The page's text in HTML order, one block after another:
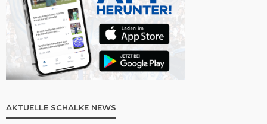
AKTUELLE SCHALKE NEWS